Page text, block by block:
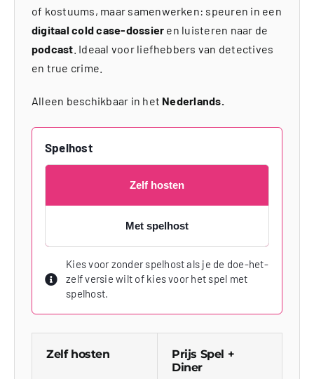
of kostuums, maar samenwerken: speuren in een
digitaal cold case-dossier en luisteren naar de
podcast . Ideaal voor liefhebbers van detectives
en true crime.
Alleen beschikbaar in het Nederlands.
Spelhost
Zelf hosten
Met spelhost
Kies voor zonder spelhost als je de doe-het-
zelf versie wilt of kies voor het spel met
spelhost.
Zelf hosten
Prijs Spel +
Diner